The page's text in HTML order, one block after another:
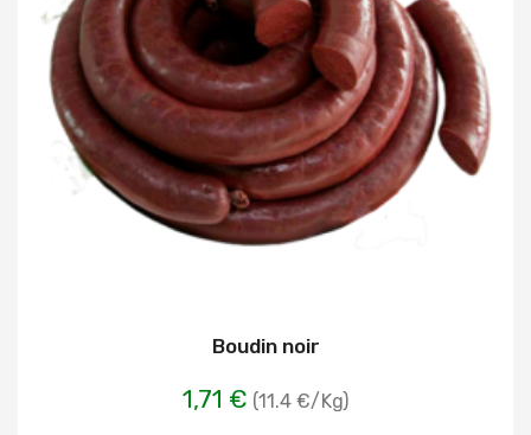
Boudin noir
1,71 € (11.4 €/Kg)